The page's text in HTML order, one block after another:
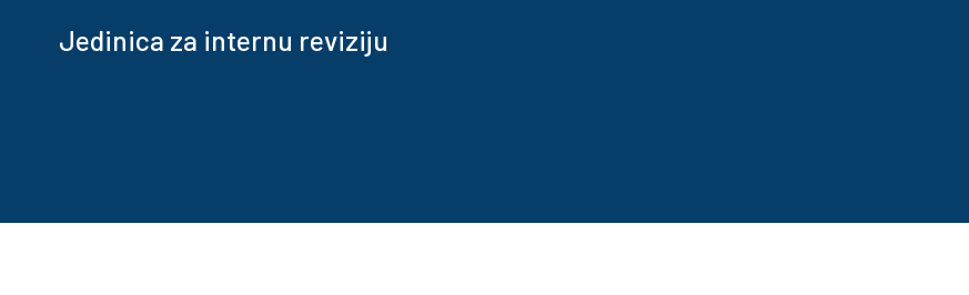
Jedinica za internu reviziju